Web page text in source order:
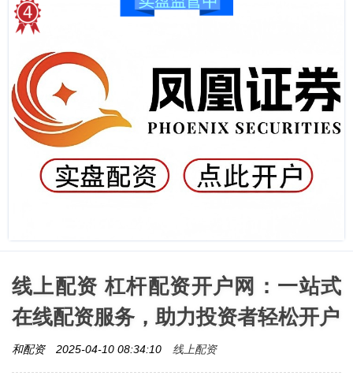
线上配资 杠杆配资开户网：一站式
在线配资服务，助力投资者轻松开户
和配资 2025-04-10 08:34:10 线上配资